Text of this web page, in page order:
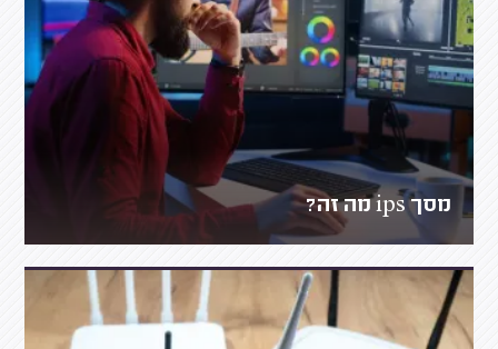
מסך ips מה זה?